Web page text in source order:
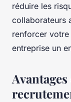
réduire les
collaborateurs
renforcer
entreprise un